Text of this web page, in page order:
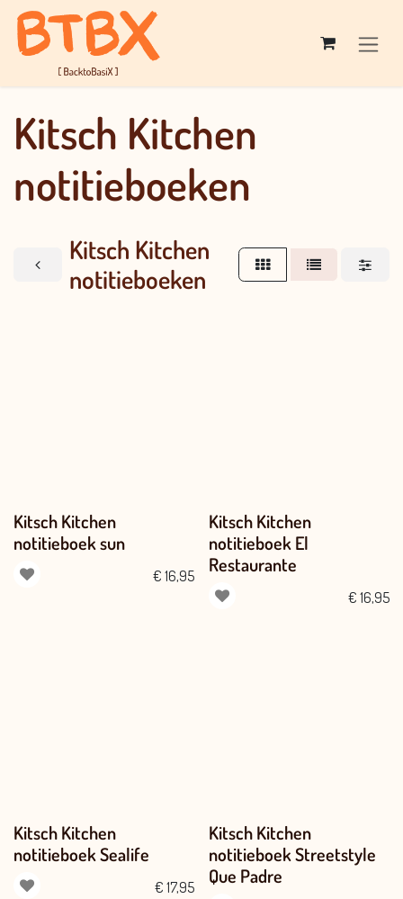
Overslaan naar inhoud
Kitsch Kitchen
notitieboeken
Kitsch Kitchen
notitieboeken
Kitsch Kitchen
notitieboek sun
€ 16,95
Kitsch Kitchen
notitieboek El
Restaurante
€ 16,95
Kitsch Kitchen
notitieboek Sealife
€ 17,95
Kitsch Kitchen
notitieboek Streetstyle
Que Padre